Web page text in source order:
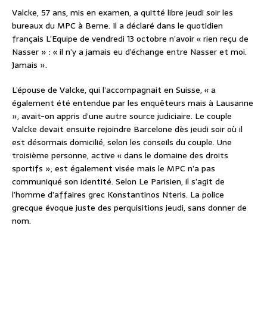
Valcke, 57 ans, mis en examen, a quitté libre jeudi soir les
bureaux du MPC à Berne. Il a déclaré dans le quotidien
français L’Equipe de vendredi 13 octobre n’avoir « rien reçu de
Nasser » : « il n’y a jamais eu d’échange entre Nasser et moi.
Jamais ».
L’épouse de Valcke, qui l’accompagnait en Suisse, « a
également été entendue par les enquêteurs mais à Lausanne
», avait-on appris d’une autre source judiciaire. Le couple
Valcke devait ensuite rejoindre Barcelone dès jeudi soir où il
est désormais domicilié, selon les conseils du couple. Une
troisième personne, active « dans le domaine des droits
sportifs », est également visée mais le MPC n’a pas
communiqué son identité. Selon Le Parisien, il s’agit de
l’homme d’affaires grec Konstantinos Nteris. La police
grecque évoque juste des perquisitions jeudi, sans donner de
nom.